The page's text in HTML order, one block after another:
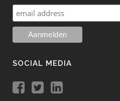
SOCIAL MEDIA